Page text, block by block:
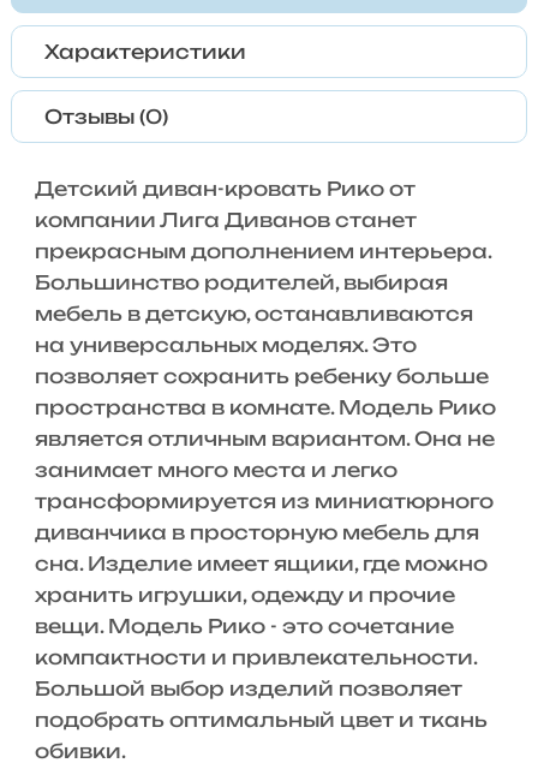
Характеристики
Отзывы (0)
Детский диван-кровать Рико от
компании Лига Диванов станет
прекрасным дополнением интерьера.
Большинство родителей, выбирая
мебель в детскую, останавливаются
на универсальных моделях. Это
позволяет сохранить ребенку больше
пространства в комнате. Модель Рико
является отличным вариантом. Она не
занимает много места и легко
трансформируется из миниатюрного
диванчика в просторную мебель для
сна. Изделие имеет ящики, где можно
хранить игрушки, одежду и прочие
вещи. Модель Рико - это сочетание
компактности и привлекательности.
Большой выбор изделий позволяет
подобрать оптимальный цвет и ткань
обивки.